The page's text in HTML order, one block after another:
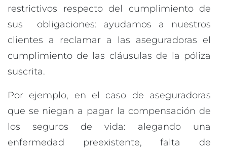
restrictivos respecto del cumplimiento de
sus obligaciones: ayudamos a nuestros
clientes a reclamar a las aseguradoras el
cumplimiento de las cláusulas de la póliza
suscrita.
Por ejemplo, en el caso de aseguradoras
que se niegan a pagar la compensación de
los seguros de vida: alegando una
enfermedad preexistente, falta de